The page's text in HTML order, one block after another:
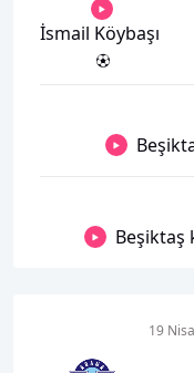
İsmail Köybaşı
Beşiktaş
19